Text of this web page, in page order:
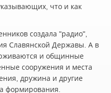
что и как
создала "радио",
Славянской Державы. А в
и общинные
сооружения и места
дружина и другие
формирования.